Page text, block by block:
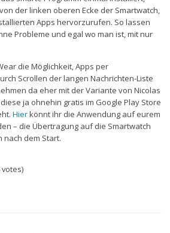
der linken oberen Ecke der Smartwatch,
Apps hervorzurufen. So lassen
Probleme und egal wo man ist, mit nur
die Möglichkeit, Apps per
Scrollen der langen Nachrichten-Liste
da eher mit der Variante von Nicolas
ja ohnehin gratis im Google Play Store
Hierkönnt ihr die Anwendung auf eurem
– die Übertragung auf die Smartwatch
dem Start.
votes)